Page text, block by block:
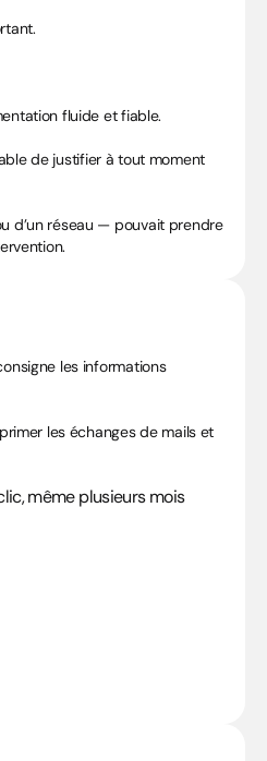
fluide et fiable.
de justifier à tout moment
d’un réseau — pouvait prendre
les informations
les échanges de mails et
même plusieurs mois